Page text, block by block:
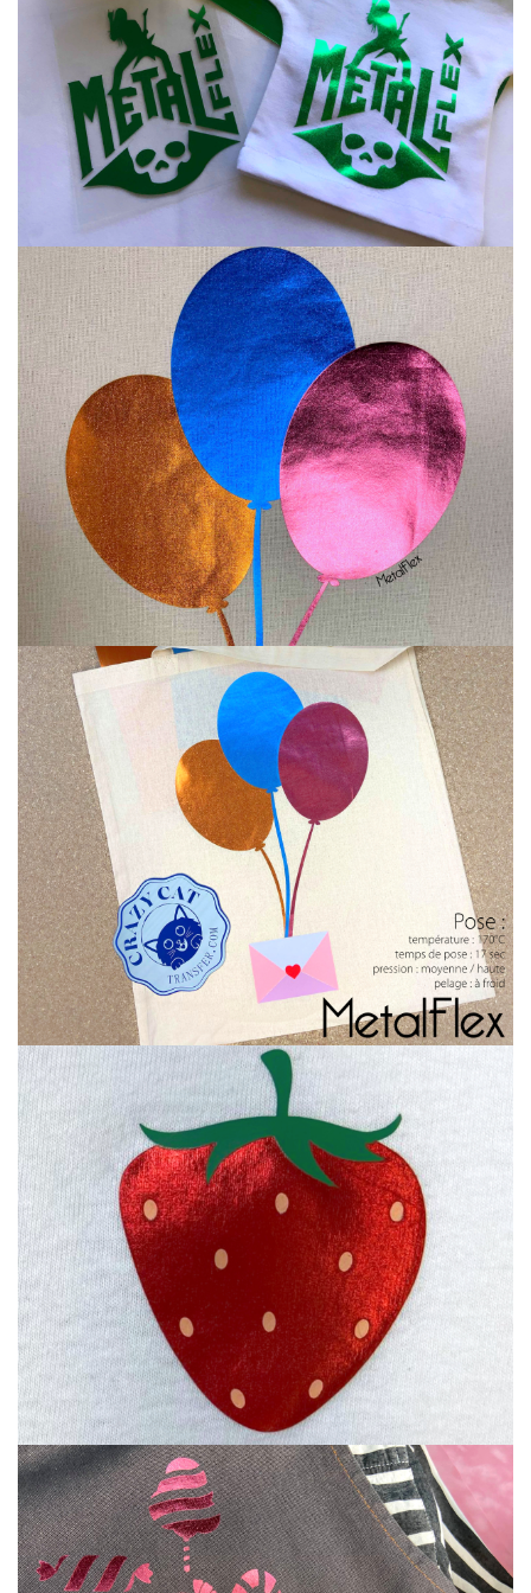
Annuler Créer une liste d'envies
Annuler Connexion